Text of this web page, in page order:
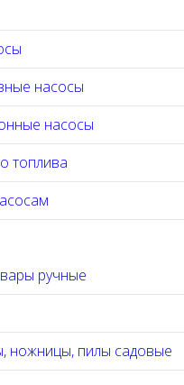
насосы
насосы
топлива
ручные
ножницы, пилы садовые